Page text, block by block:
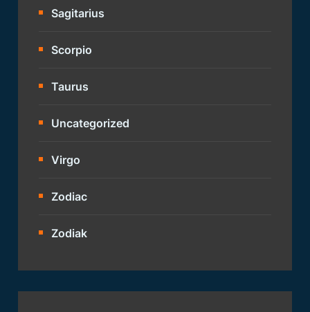
Sagitarius
Scorpio
Taurus
Uncategorized
Virgo
Zodiac
Zodiak